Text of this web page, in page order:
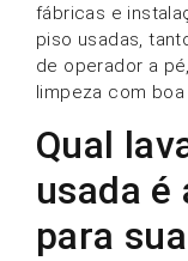
fábricas e
piso usadas,
de operador a
limpeza com
Qual
usada é
para